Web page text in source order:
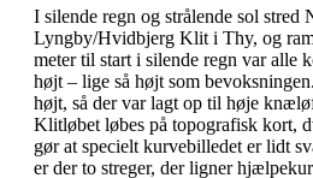
I silende regn og strålende sol
Lyngby/Hvidbjerg Klit i Thy, og
meter til start i silende regn var alle
højt – lige så højt som
højt, så der var lagt op til høje
Klitløbet løbes på topografisk kort,
gør at specielt kurvebilledet er lidt
er der to streger, der ligner